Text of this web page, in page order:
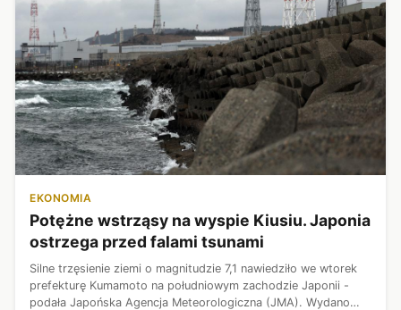
EKONOMIA
Potężne wstrząsy na wyspie Kiusiu. Japonia
ostrzega przed falami tsunami
Silne trzęsienie ziemi o magnitudzie 7,1 nawiedziło we wtorek
prefekturę Kumamoto na południowym zachodzie Japonii -
podała Japońska Agencja Meteorologiczna (JMA). Wydano